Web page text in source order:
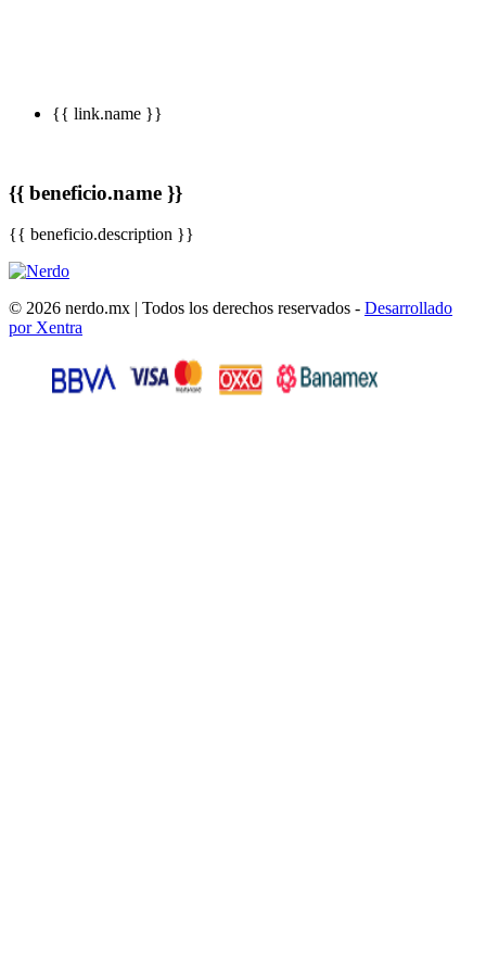
{{ link.name }}
{{ beneficio.name }}
{{ beneficio.description }}
© 2026 nerdo.mx | Todos los derechos reservados - Desarrollado
por Xentra